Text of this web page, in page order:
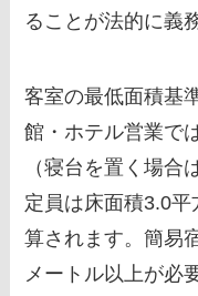
ることが法的に義
客室の最低面積基
館・ホテル営業で
（寝台を置く場合
定員は床面積3.0
算されます。簡易
メートル以上が必